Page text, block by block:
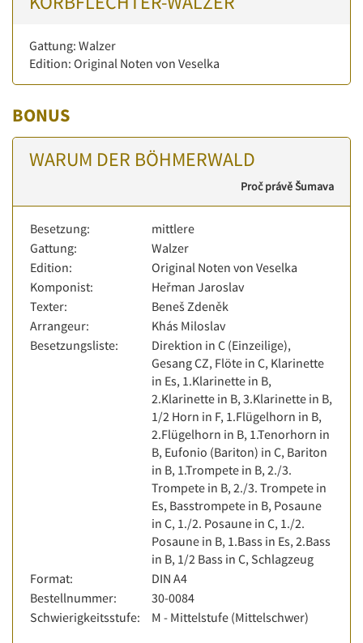
Gattung: Walzer
Edition: Original Noten von Veselka
BONUS
WARUM DER BÖHMERWALD
Proč právě Šumava
Besetzung:
mittlere
Gattung:
Walzer
Edition:
Original Noten von Veselka
Komponist:
Heřman Jaroslav
Texter:
Beneš Zdeněk
Arrangeur:
Khás Miloslav
Besetzungsliste:
Direktion in C (Einzeilige),
Gesang CZ, Flöte in C, Klarinette
in Es, 1.Klarinette in B,
2.Klarinette in B, 3.Klarinette in B,
1/2 Horn in F, 1.Flügelhorn in B,
2.Flügelhorn in B, 1.Tenorhorn in
B, Eufonio (Bariton) in C, Bariton
in B, 1.Trompete in B, 2./3.
Trompete in B, 2./3. Trompete in
Es, Basstrompete in B, Posaune
in C, 1./2. Posaune in C, 1./2.
Posaune in B, 1.Bass in Es, 2.Bass
in B, 1/2 Bass in C, Schlagzeug
Format:
DIN A4
Bestellnummer:
30-0084
Schwierigkeitsstufe:
M - Mittelstufe (Mittelschwer)